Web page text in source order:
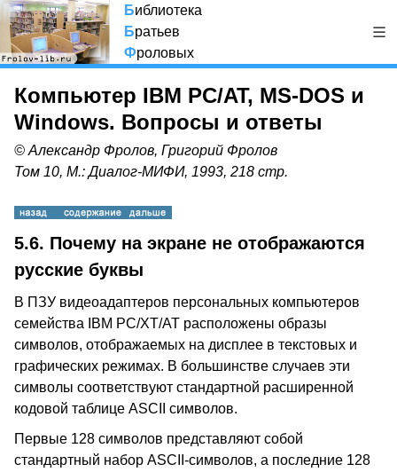
Библиотека
Братьев
Фроловых
Компьютер IBM PC/AT, MS-DOS и
Windows. Вопросы и ответы
© Александр Фролов, Григорий Фролов
Том 10, М.: Диалог-МИФИ, 1993, 218 стр.
5.6. Почему на экране не отображаются
русские буквы
В ПЗУ видеоадаптеров персональных компьютеров
семейства IBM PC/XT/AT расположены образы
символов, отображаемых на дисплее в текстовых и
графических режимах. В большинстве случаев эти
символы соответствуют стандартной расширенной
кодовой таблице ASCII символов.
Первые 128 символов представляют собой
стандартный набор ASCII-символов, а последние 128